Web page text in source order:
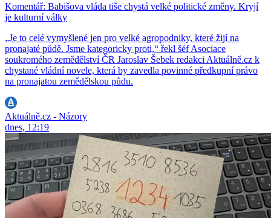
Komentář: Babišova vláda tiše chystá velké politické změny. Kryjí
je kulturní války
„Je to celé vymyšlené jen pro velké agropodniky, které žijí na
pronajaté půdě. Jsme kategoricky proti,“ řekl šéf Asociace
soukromého zemědělství ČR Jaroslav Šebek redakci Aktuálně.cz k
chystané vládní novele, která by zavedla povinné předkupní právo
na pronajatou zemědělskou půdu.
Aktuálně.cz - Názory
dnes, 12:19